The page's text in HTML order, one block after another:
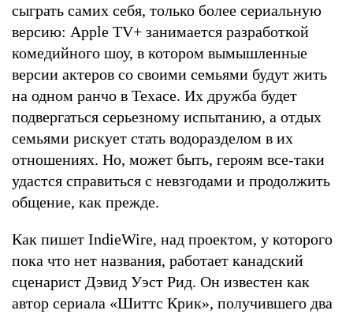
сыграть самих себя, только более сериальную
версию: Apple TV+ занимается разработкой
комедийного шоу, в котором вымышленные
версии актеров со своими семьями будут жить
на одном ранчо в Техасе. Их дружба будет
подвергаться серьезному испытанию, а отдых
семьями рискует стать водоразделом в их
отношениях. Но, может быть, героям все-таки
удастся справиться с невзгодами и продолжить
общение, как прежде.
Как пишет IndieWire, над проектом, у которого
пока что нет названия, работает канадский
сценарист Дэвид Уэст Рид. Он известен как
автор сериала «Шиттс Крик», получившего два